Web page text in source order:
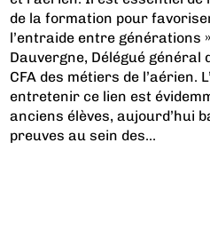
de la formation pour
l’entraide entre générations
Dauvergne, Délégué général
CFA des métiers de l’aérien.
entretenir ce lien est
anciens élèves, aujourd’hui
preuves au sein des...